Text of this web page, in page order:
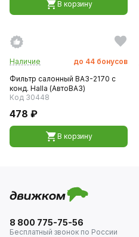
В корзину
Наличие до 44 бонусов
Фильтр салонный ВАЗ-2170 с
конд. Halla (АвтоВАЗ)
Код 30448
478 ₽
В корзину
8 800 775-75-56
Бесплатный звонок по России